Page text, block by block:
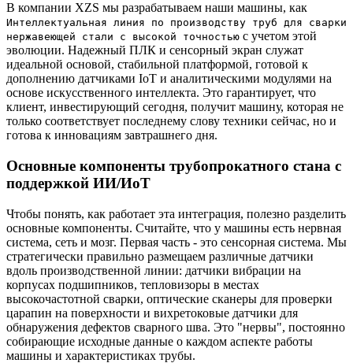
В компании XZS мы разрабатываем наши машины, как
Интеллектуальная линия по производству труб для сварки
нержавеющей стали с высокой точностью с учетом этой
эволюции. Надежный ПЛК и сенсорный экран служат
идеальной основой, стабильной платформой, готовой к
дополнению датчиками IoT и аналитическими модулями на
основе искусственного интеллекта. Это гарантирует, что
клиент, инвестирующий сегодня, получит машину, которая не
только соответствует последнему слову техники сейчас, но и
готова к инновациям завтрашнего дня.
Основные компоненты трубопрокатного стана с
поддержкой ИИ/ИоТ
Чтобы понять, как работает эта интеграция, полезно разделить
основные компоненты. Считайте, что у машины есть нервная
система, сеть и мозг. Первая часть - это сенсорная система. Мы
стратегически правильно размещаем различные датчики
вдоль производственной линии: датчики вибрации на
корпусах подшипников, тепловизоры в местах
высокочастотной сварки, оптические сканеры для проверки
царапин на поверхности и вихретоковые датчики для
обнаружения дефектов сварного шва. Это "нервы", постоянно
собирающие исходные данные о каждом аспекте работы
машины и характеристиках трубы.